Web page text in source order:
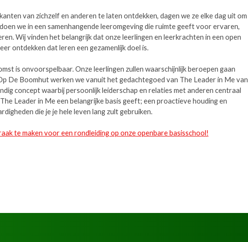
van zichzelf en anderen te laten ontdekken, dagen we ze elke dag uit om
we in een samenhangende leeromgeving die ruimte geeft voor ervaren,
Wij vinden het belangrijk dat onze leerlingen en leerkrachten in een open
ontdekken dat leren een gezamenlijk doel is.
is onvoorspelbaar. Onze leerlingen zullen waarschijnlijk beroepen gaan
De Boomhut werken we vanuit het gedachtegoed van The Leader in Me van
concept waarbij persoonlijk leiderschap en relaties met anderen centraal
Leader in Me een belangrijke basis geeft; een proactieve houding en
die je je hele leven lang zult gebruiken.
te maken voor een rondleiding op onze openbare basisschool!